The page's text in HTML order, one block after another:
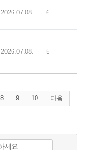
2026.07.08. 6
2026.07.08. 5
8 9 10 다음